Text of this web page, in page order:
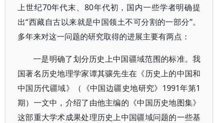
上世纪70年代末、80年代初，国内一些学者明确提
出“西藏自古以来就是中国领土不可分割的一部分”。
多年来对这一问题的研究取得的进展主要有两点：
一是明确了划分历史上中国疆域范围的标准。我
国著名历史地理学家谭其骧先生在《历史上的中国和
中国历代疆域》（《中国边疆史地研究》1991年第1
期）一文中，介绍了由他主编的《中国历史地图集》
这部重大学术成果处理历史上中国疆域问题的一些基